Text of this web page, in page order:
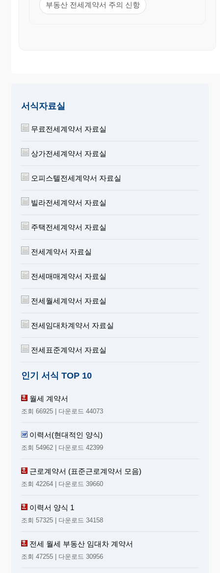
부동산 전세계약서 주의 신항
서식자료실
무료전세계약서 자료실
상가전세계약서 자료실
오피스텔전세계약서 자료실
빌라전세계약서 자료실
주택전세계약서 자료실
전세계약서 자료실
전세매매계약서 자료실
전세월세계약서 자료실
전세임대차계약서 자료실
전세표준계약서 자료실
인기 서식 TOP 10
월세 계약서
조회 66925 | 다운로드 44073
이력서(현대적인 양식)
조회 54962 | 다운로드 42399
근로계약서 (표준근로계약서 모음)
조회 42264 | 다운로드 39660
이력서 양식 1
조회 57325 | 다운로드 34158
전세 월세 부동산 임대차 계약서
조회 47255 | 다운로드 30956